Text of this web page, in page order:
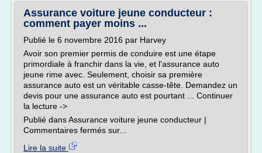
Assurance voiture jeune conducteur :
comment payer moins ...
Publié le 6 novembre 2016 par Harvey
Avoir son premier permis de conduire est une étape
primordiale à franchir dans la vie, et l'assurance auto
jeune rime avec. Seulement, choisir sa première
assurance auto est un véritable casse-tête. Demandez un
devis pour une assurance auto est pourtant ... Continuer
la lecture ->
Publié dans Assurance voiture jeune conducteur |
Commentaires fermés sur...
Lire la suite